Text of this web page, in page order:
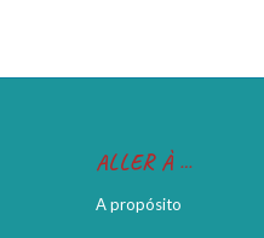
ALLER À …
A propósito